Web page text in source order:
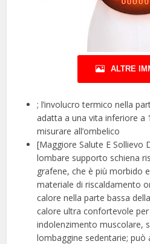
ALTRE
; l’involucro termico nella
adatta a una vita inferiore a
misurare all’ombelico
[Maggiore Salute E Sollievo
lombare supporto schiena
grafene, che è più morbido
materiale di riscaldamento
calore nella parte bassa
calore ultra confortevole
indolenzimento muscolare,
lombaggine sedentarie; può